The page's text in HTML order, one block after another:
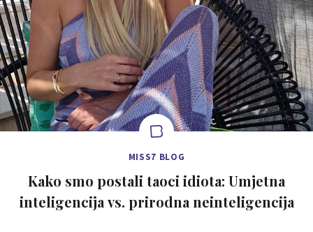
MISS7 BLOG
Kako smo postali taoci idiota: Umjetna
inteligencija vs. prirodna neinteligencija